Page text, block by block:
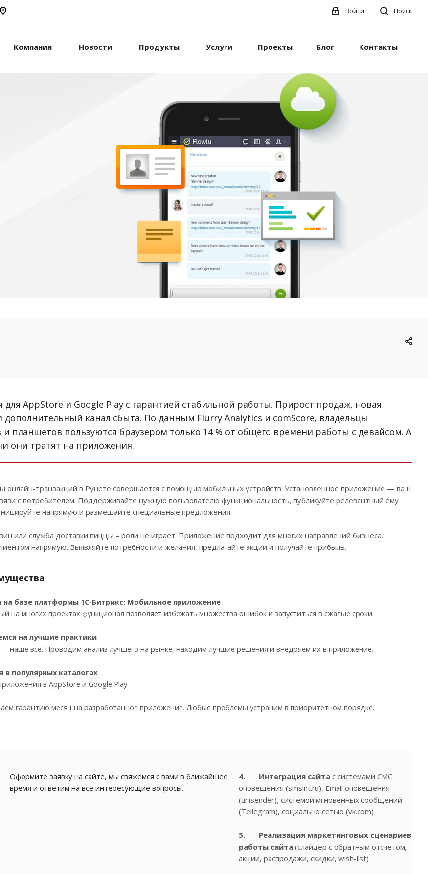
Поиск
Войти
Компания Новости Продукты Услуги Проекты Блог Контакты
для AppStore и Google Play с гарантией стабильной работы. Прирост продаж, новая
дополнительный канал сбыта. По данным Flurry Analytics и comScore, владельцы
планшетов пользуются браузером только 14 % от общего времени работы с девайсом. А
они тратят на приложения.
онлайн-транзакций в Рунете совершается с помощью мобильных устройств. Установленное приложение — ваш
с потребителем. Поддерживайте нужную пользователю функциональность, публикуйте релевантный ему
напрямую и размещайте специальные предложения.
или служба доставки пиццы – роли не играет. Приложение подходит для многих направлений бизнеса.
напрямую. Выявляйте потребности и желания, предлагайте акции и получайте прибыль.
на базе платформы 1С-Битрикс: Мобильное приложение
на многих проектах функционал позволяет избежать множества ошибок и запуститься в сжатые сроки.
на лучшие практики
– наше все. Проводим анализ лучшего на рынке, находим лучшие решения и внедряем их в приложение.
в популярных каталогах
в AppStore и Google Play.
гарантию месяц на разработанное приложение. Любые проблемы устраним в приоритетном порядке.
Оформите заявку на сайте, мы свяжемся с вами в ближайшее
время и ответим на все интересующие вопросы.
4. Интеграция сайта с системами СМС
оповещения (smsint.ru), Email оповещения
(unisender), системой мгновенных сообщений
(Tellegram), социально сетью (vk.com)
5. Реализация маркетинговых сценариев
работы сайта (слайдер с обратным отсчетом,
акции, распродажи, скидки, wish-list)